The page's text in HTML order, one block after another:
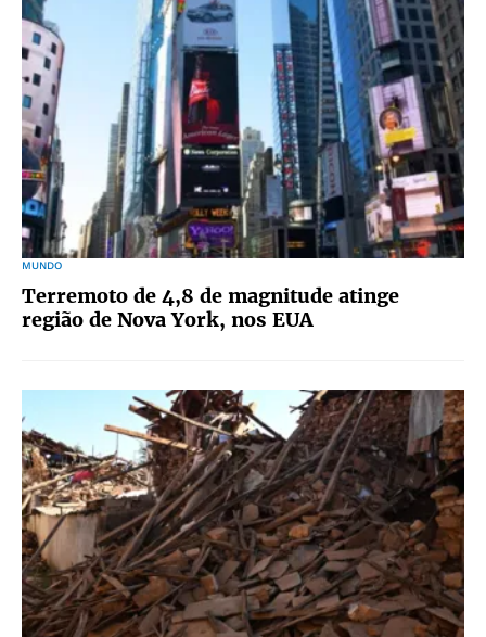
MUNDO
Terremoto de 4,8 de magnitude atinge
região de Nova York, nos EUA